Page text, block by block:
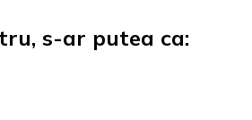
s-ar putea ca: